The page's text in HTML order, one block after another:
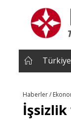
•
Türkiye
Haberler /
İşsizlik